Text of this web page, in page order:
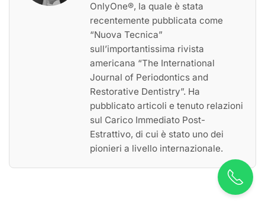
OnlyOne®, la quale è stata
recentemente pubblicata come
“Nuova Tecnica”
sull’importantissima rivista
americana “The International
Journal of Periodontics and
Restorative Dentistry”. Ha
pubblicato articoli e tenuto relazioni
sul Carico Immediato Post-
Estrattivo, di cui è stato uno dei
pionieri a livello internazionale.